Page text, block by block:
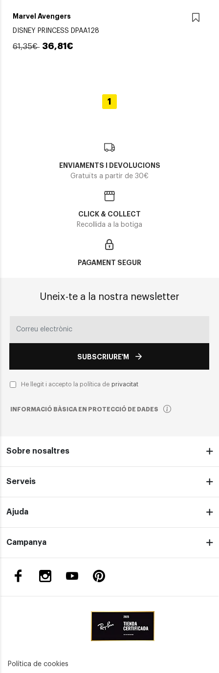
Marvel Avengers
DISNEY PRINCESS DPAA128
61,35€ 36,81€
1
ENVIAMENTS I DEVOLUCIONS
Gratuïts a partir de 30€
CLICK & COLLECT
Recollida a la botiga
PAGAMENT SEGUR
Uneix-te a la nostra newsletter
SUBSCRIURE'M
He llegit i accepto la política de privacitat
INFORMACIÓ BÀSICA EN PROTECCIÓ DE DADES
Sobre nosaltres
Serveis
Ajuda
Campanya
Política de cookies